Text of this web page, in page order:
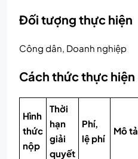
Đối tượng thực hiện
Công dân, Doanh nghiệp
Cách thức thực hiện
Hình
thức
nộp
Thời
hạn
giải
quyết
Phí,
lệ phí
Mô tả